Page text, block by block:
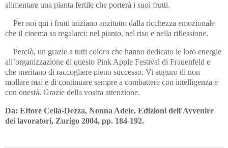
alimentare una pianta fertile che porterà i suoi frutti.
Per noi qui i frutti iniziano anzitutto dalla ricchezza emozionale
che il cinema sa regalarci: nel pianto, nel riso e nella riflessione.
Perciò, un grazie a tutti coloro che hanno dedicato le loro energie
all’organizzazione di questo Pink Apple Festival di Frauenfeld e
che meritano di raccogliere pieno successo. Vi auguro di non
mollare mai e di continuare sempre a combattere con intelligenza e
con onestà. Grazie della vostra attenzione.
Da: Ettore Cella-Dezza, Nonna Adele, Edizioni dell'Avvenire
dei lavoratori, Zurigo 2004, pp. 184-192.